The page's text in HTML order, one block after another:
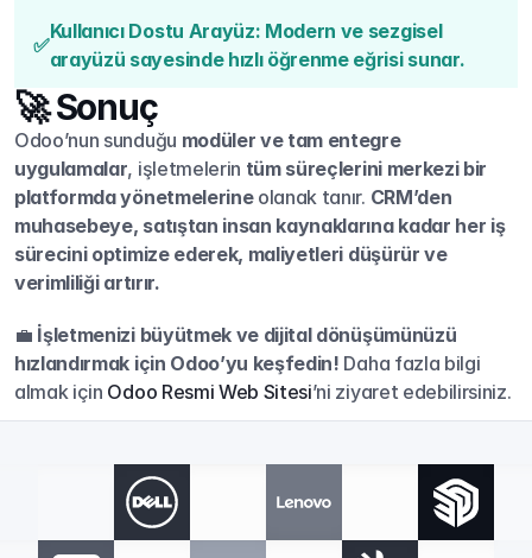
✅
Kullanıcı Dostu Arayüz: Modern ve sezgisel
arayüzü sayesinde hızlı öğrenme eğrisi sunar.
🚀 Sonuç
Odoo’nun sunduğu modüler ve tam entegre
uygulamalar, işletmelerin tüm süreçlerini merkezi bir
platformda yönetmelerine olanak tanır. CRM’den
muhasebeye, satıştan insan kaynaklarına kadar her iş
sürecini optimize ederek, maliyetleri düşürür ve
verimliliği artırır.
💼 İşletmenizi büyütmek ve dijital dönüşümünüzü
hızlandırmak için Odoo’yu keşfedin! Daha fazla bilgi
almak için Odoo Resmi Web Sitesi’ni ziyaret edebilirsiniz.